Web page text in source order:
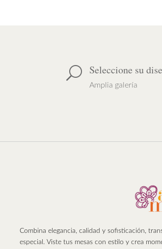
U Seleccione su
Amplia galería
Combina elegancia, calidad y sofisticación,
especial. Viste tus mesas con estilo y crea